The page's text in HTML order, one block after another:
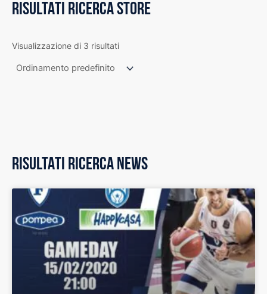
RISULTATI RICERCA STORE
Visualizzazione di 3 risultati
RISULTATI RICERCA NEWS